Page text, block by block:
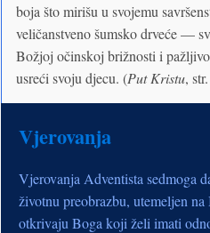
boja što mirišu u svojemu
veličanstveno šumsko drveće —
Božjoj očinskoj brižnosti i
usreći svoju djecu. (Put Kristu,
Vjerovanja
Vjerovanja Adventista sedmoga
životnu preobrazbu, utemeljen
otkrivaju Boga koji želi imati